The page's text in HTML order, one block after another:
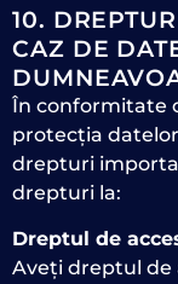
10.
CAZ DE
În conformitate
protecția datelor
drepturi
drepturi la:
Dreptul de
Aveți dreptul de